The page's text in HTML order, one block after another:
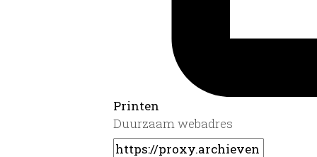
Printen
Duurzaam webadres